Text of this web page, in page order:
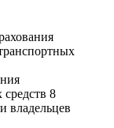
средств 8
владельцев